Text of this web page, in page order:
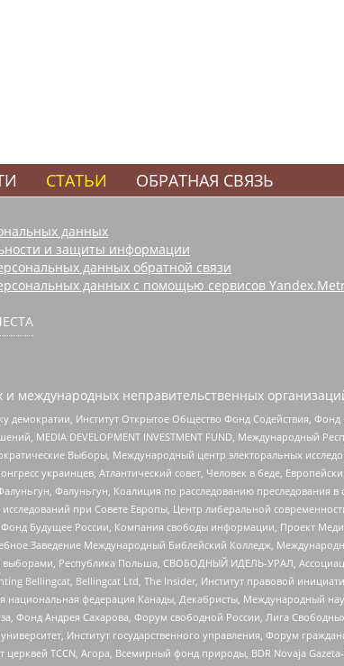
СТАТЬИ ОБРАТНАЯ СВЯЗЬ
данных
и защиты информации
данных обратной связи
данных с помощью сервисов
международных неправительственных
демократии, Институт Открытое Общество Фонд Содействия,
MEDIA DEVELOPMENT INVESTMENT FUND, Международный
Выборы, Международный центр электоральных
украинцев, Атлантический совет, Человек в беде,
Фалуньгун, Коалиция по расследованию преследования
при Совете Европы, Центр либеральной
Будущее России, Компания свободы информации, Проект
Заведение Международный Библейский Колледж,
выборами, Республика Польша, СВОБОДНЫЙ ИДЕЛЬ-УРАЛ,
Bellingcat, Bellingcat Ltd, The Insider, Институт правовой
национальная федерация Канады, Декабристы, Международный
Фонд Андрея Сахарова, Форум свободной России, Лига
Институт государственного управления, Форум
TCCN, Агора, Всемирный фонд природы, BDR Novaja